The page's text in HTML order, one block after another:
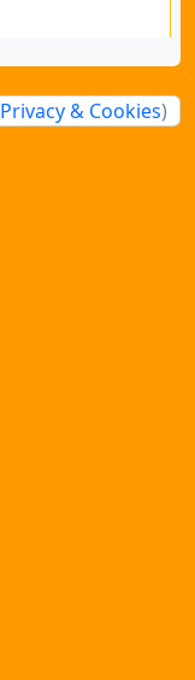
Privacy & Cookies)